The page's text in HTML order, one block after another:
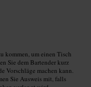
kommen, um einen Tisch
Sie dem Bartender kurz
Vorschläge machen kann.
Sie Ausweis mit, falls